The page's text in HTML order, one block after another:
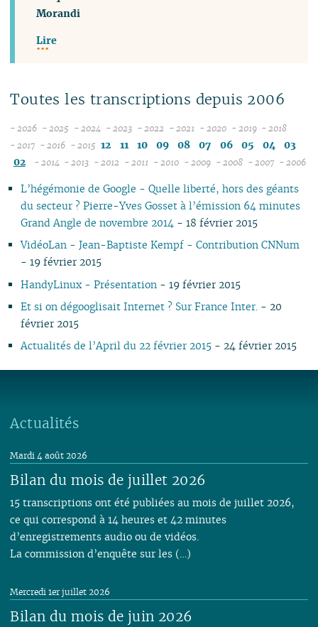
Morandi
Lire
Toutes les transcriptions depuis 2006
- 2026
05
04
03
02
01
- 2025
09
08
07
06
05
03
02
01
- 2024
12
09
08
07
06
03
02
- 2023
12
09
08
07
06
03
02
- 2022
12
09
08
07
06
03
02
- 2021
12
09
08
07
06
03
02
- 2020
12
11
09
08
07
06
03
02
- 2019
12
09
08
06
02
- 2018
12
09
08
06
- 2017
10
09
08
07
06
04
03
02
01
- 2016
10
09
08
07
06
04
03
02
01
- 2015 12 11 10 09 08 07 06 05 04
03
02
- 2014
11
10
09
08
07
04
03
02
- 2013
10
09
08
04
02
- 2012
11
09
08
07
03
01
- 2011
11
10
09
08
05
04
- 2010
11
10
09
08
05
04
02
- 2009 - 2008
11
10
06
01
- 2007 - 2006
L’hégémonie de Google - Quelle liberté, hors des géants
du secteur ? Pierre-Yves Gosset à l’émission 64 minutes
Grand Angle de novembre 2014- 18 février 2015
VidéoLan - Jean-Baptiste Kempf - Contribution CNNum
- 19 février 2015
HandyLinux - Présentation - 19 février 2015
Et si on dégooglisait Internet ? Sur France Inter.- 20
février 2015
Actualités de l’April du 22 février 2015- 24 février 2015
Actualités
Bilan du mois de juillet 2026
Mardi 4 août 2026
15 transcriptions ont été publiées au mois de juillet 2026,
ce qui correspond à 14 heures et 42 minutes
d’enregistrements audio ou de vidéos.
La commission d’enquête sur les (…)
Bilan du mois de juin 2026
Mercredi 1er juillet 2026